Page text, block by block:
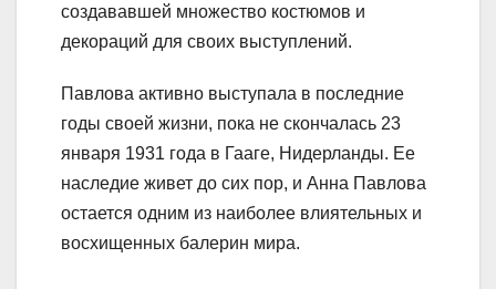
создававшей множество костюмов и
декораций для своих выступлений.
Павлова активно выступала в последние
годы своей жизни, пока не скончалась 23
января 1931 года в Гааге, Нидерланды. Ее
наследие живет до сих пор, и Анна Павлова
остается одним из наиболее влиятельных и
восхищенных балерин мира.